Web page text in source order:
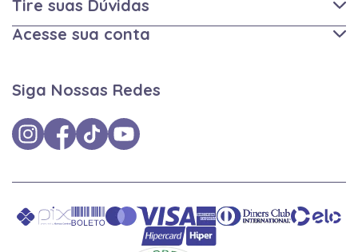
Tire suas Dúvidas
Acesse sua conta
Siga Nossas Redes